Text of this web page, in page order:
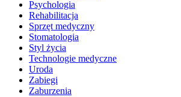
Psychologia
Rehabilitacja
Sprzęt medyczny
Stomatologia
Styl życia
Technologie medyczne
Uroda
Zabiegi
Zaburzenia